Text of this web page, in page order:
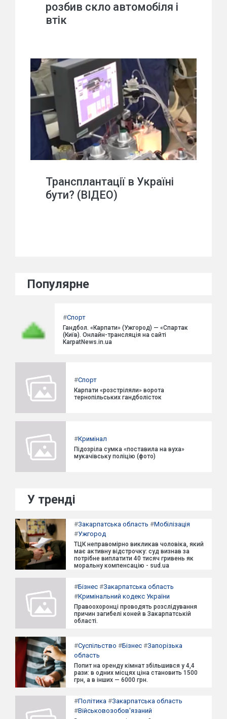
розбив скло автомобіля і
втік
Трансплантації в Україні
бути? (ВІДЕО)
Популярне
#Спорт
Гандбол. «Карпати» (Ужгород) — «Спартак
(Київ). Онлайн-трансляція на сайті
KarpatNews.in.ua
#Спорт
Карпати «розстріляли» ворота
тернопільських гандболісток
#Кримінал
Підозріла сумка «поставила на вуха»
мукачівську поліцію (фото)
У тренді
#Закарпатська область #Мобілізація
#Ужгород
ТЦК неправомірно викликав чоловіка, який
має активну відстрочку: суд визнав за
потрібне виплатити 40 тисяч гривень як
моральну компенсацію - sud.ua
#Бізнес #Закарпатська область
#Кримінальний кодекс України
Правоохоронці проводять розслідування
причин загибелі коней в Закарпатській
області.
#Суспільство #Бізнес #Запорізька
область
Попит на оренду кімнат збільшився у 4,4
рази: в одних місцях ціна становить 1500
грн, а в інших — 6000 грн.
#Політика #Закарпатська область
#Військовозобов'язаний